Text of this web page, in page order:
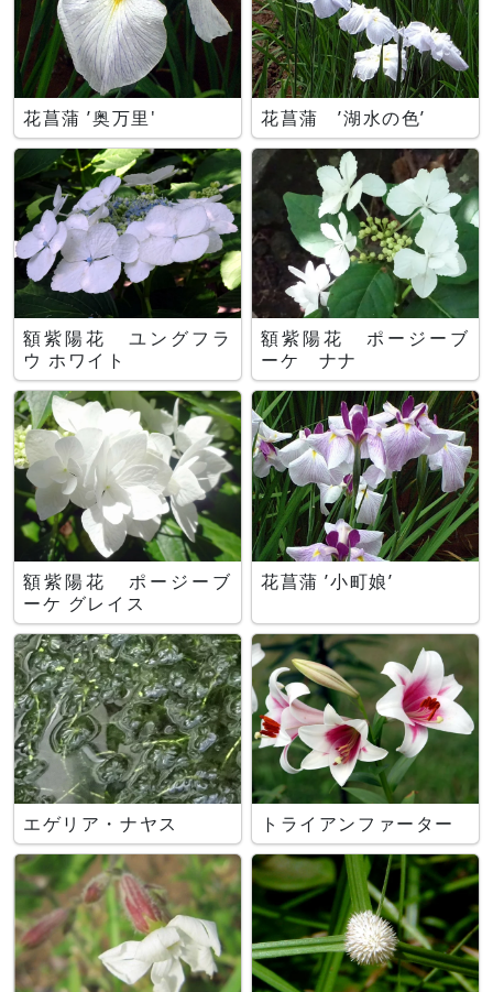
花菖蒲 ’奥万里' 花菖蒲 ’湖水の色’
額紫陽花 ユングフラ
ウ ホワイト
額紫陽花 ポージーブ
ーケ ナナ
額紫陽花 ポージーブ
ーケ グレイス
花菖蒲 ’小町娘’
エゲリア・ナヤス トライアンファーター